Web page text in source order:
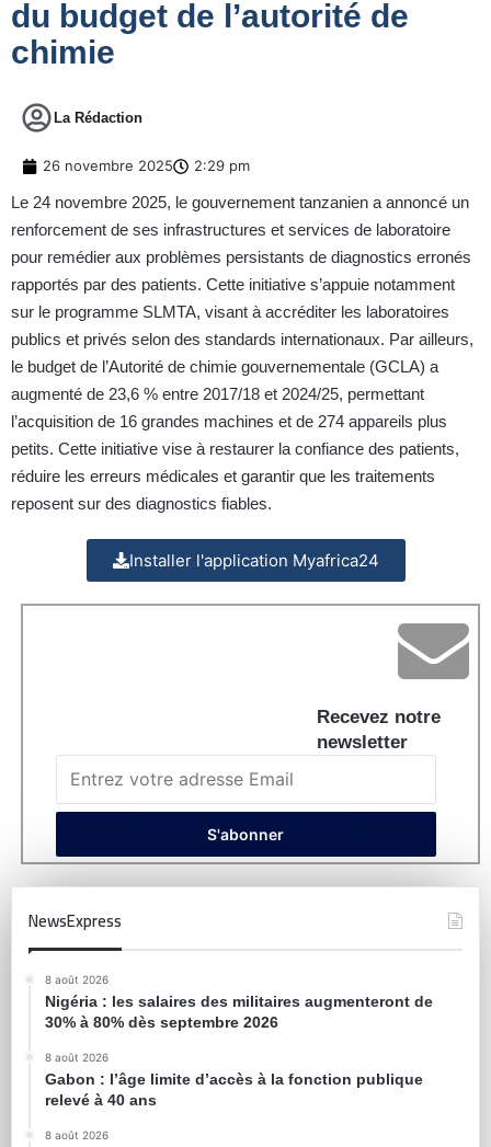
du budget de l’autorité de
chimie
La Rédaction
26 novembre 2025 2:29 pm
Le 24 novembre 2025, le gouvernement tanzanien a annoncé un
renforcement de ses infrastructures et services de laboratoire
pour remédier aux problèmes persistants de diagnostics erronés
rapportés par des patients. Cette initiative s’appuie notamment
sur le programme SLMTA, visant à accréditer les laboratoires
publics et privés selon des standards internationaux. Par ailleurs,
le budget de l’Autorité de chimie gouvernementale (GCLA) a
augmenté de 23,6 % entre 2017/18 et 2024/25, permettant
l’acquisition de 16 grandes machines et de 274 appareils plus
petits. Cette initiative vise à restaurer la confiance des patients,
réduire les erreurs médicales et garantir que les traitements
reposent sur des diagnostics fiables.
Installer l'application Myafrica24
Recevez notre
newsletter
NewsExpress
8 août 2026
Nigéria : les salaires des militaires augmenteront de
30% à 80% dès septembre 2026
8 août 2026
Gabon : l’âge limite d’accès à la fonction publique
relevé à 40 ans
8 août 2026